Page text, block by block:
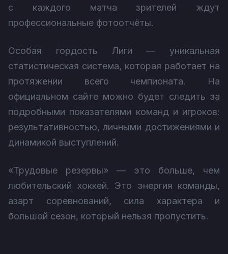
с каждого матча зрителей ждут
профессиональные фотоотчёты.
Особая гордость Лиги — уникальная
статистическая система, которая работает на
протяжении всего чемпионата. На
официальном сайте можно будет следить за
подробными показателями команд и игроков:
результативностью, личными достижениями и
динамикой выступлений.
«Трудовые резервы» — это больше, чем
любительский хоккей. Это энергия команды,
азарт соревнований, сила характера и
большой сезон, который нельзя пропустить.